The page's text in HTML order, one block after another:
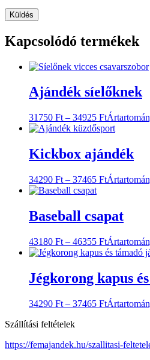
Kapcsolódó termékek
Ajándék síelőknek
31750 Ft – 34925 Ft
Kickbox ajándék
34290 Ft – 37465 Ft
Baseball csapat
43180 Ft – 46355 Ft
Jégkorong kapus
34290 Ft – 37465 Ft
Szállítási feltételek
https://femajandek.hu/szallitasi-